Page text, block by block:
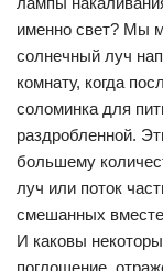
именно свет? Мы
солнечный луч
комнату, когда
соломинка для
раздробленной.
большему
луч или поток
смешанных
И каковы